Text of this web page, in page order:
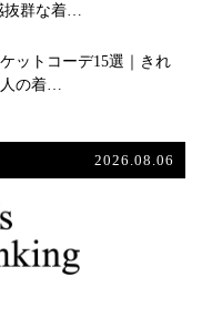
群な着…
ットコーデ15選｜きれ
の着…
2026.08.06